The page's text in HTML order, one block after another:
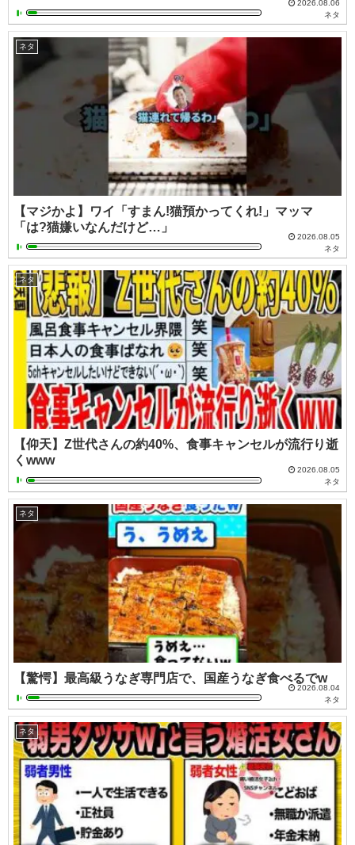
2026.08.06
ネタ
ネタ
【マジかよ】ワイ「すまん!猫預かってくれ!」マッマ
「は?猫嫌いなんだけど…」
2026.08.05
ネタ
ネタ
【仰天】Z世代さんの約40%、食事キャンセルが流行り逝
くwww
2026.08.05
ネタ
ネタ
【驚愕】最高級うなぎ専門店で、国産うなぎ食べるでw
2026.08.04
ネタ
ネタ